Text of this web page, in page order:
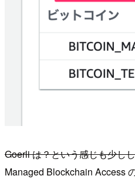
Goerli は？という感じも少し
Managed Blockchain Access